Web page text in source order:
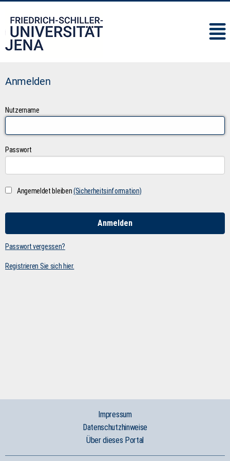
Anmelden
Nutzername
Passwort
Angemeldet bleiben(Sicherheitsinformation)
Passwort vergessen?
Registrieren Sie sich hier.
Impressum
Datenschutzhinweise
Über dieses Portal